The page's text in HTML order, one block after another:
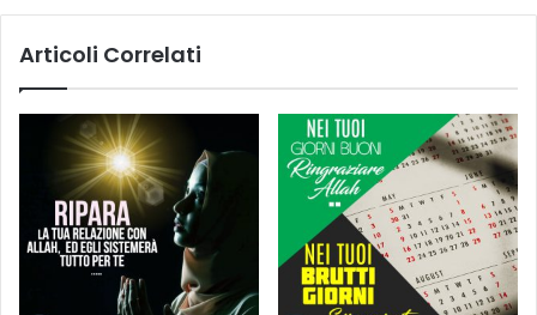
Articoli Correlati